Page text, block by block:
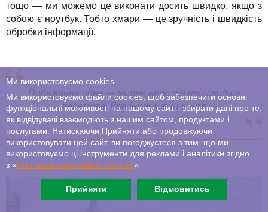
тощо — ми можемо це виконати досить швидко, якщо з
собою є ноутбук. Тобто хмари — це зручність і швидкість
обробки інформації.
Побажання одне — мирне небо та найшвидша
перемога. Все інше вирішиться
Ми використовуємо cookies.
Ми використовуємо файли cookies, щоб забезпечити основні
функціональні можливості на нашому сайті і збирати дані про те,
як відвідувачі взаємодіють з нашим сайтом, продуктами і
послугами. Натискаючи Прийняти або продовжуючи
використовувати цей сайт, ви погоджуєтеся з тим, що ми
використовуємо ці інструменти для реклами і аналітики згідно
з «Політикою про файли сookies»
Прийняти Відмовитись